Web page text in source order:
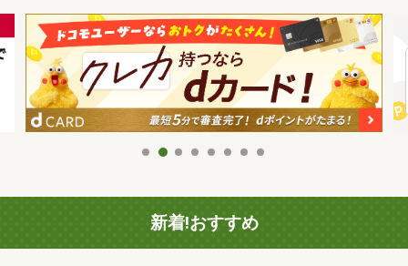
新着!おすすめ